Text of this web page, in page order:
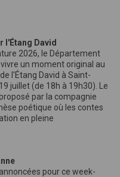
l'Étang David
2026, le Département
un moment original au
l'Étang David à Saint-
juillet (de 18h à 19h30). Le
par la compagnie
poétique où les contes
en pleine
pour ce week-